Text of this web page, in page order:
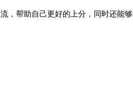
，帮助自己更好的上分，同时还能